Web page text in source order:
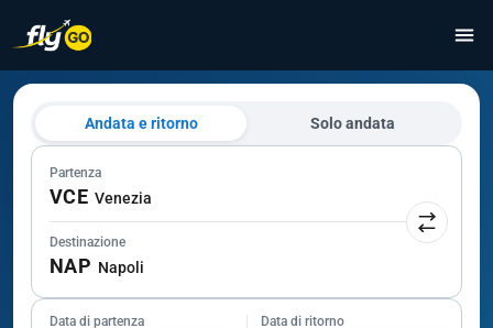
Andata e ritorno Solo andata
Partenza
VCE Venezia
Destinazione
NAP Napoli
Data di partenza Data di ritorno